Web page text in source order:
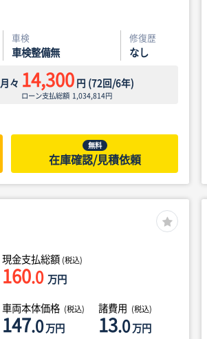
車検
車検整備無
修復歴
なし
月々 14,300円 (72回/6年)
ローン支払総額 1,034,814円
無料
在庫確認/見積依頼
現金支払総額 (税込)
160.0 万円
車両本体価格 (税込)
147.0万円
諸費用 (税込)
13.0万円